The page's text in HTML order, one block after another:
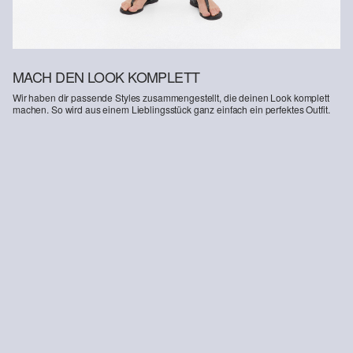
MACH DEN LOOK KOMPLETT
Wir haben dir passende Styles zusammengestellt, die deinen Look komplett
machen. So wird aus einem Lieblingsstück ganz einfach ein perfektes Outfit.